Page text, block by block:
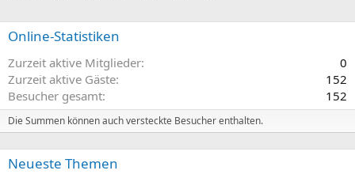
Online-Statistiken
Zurzeit aktive Mitglieder
0
Zurzeit aktive Gäste
152
Besucher gesamt
152
Die Summen können auch versteckte Besucher enthalten.
Neueste Themen